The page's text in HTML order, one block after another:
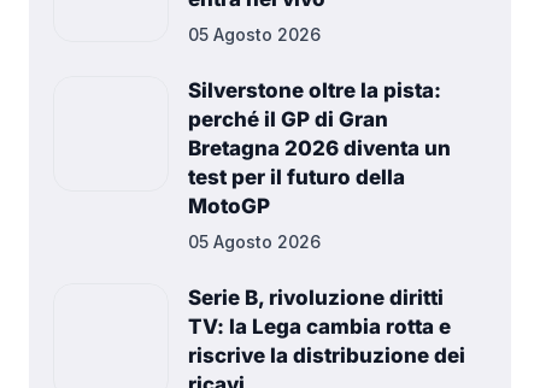
Silverstone oltre la pista:
perché il GP di Gran
Bretagna 2026 diventa un
test per il futuro della
MotoGP
Serie B, rivoluzione diritti
TV: la Lega cambia rotta e
riscrive la distribuzione dei
ricavi